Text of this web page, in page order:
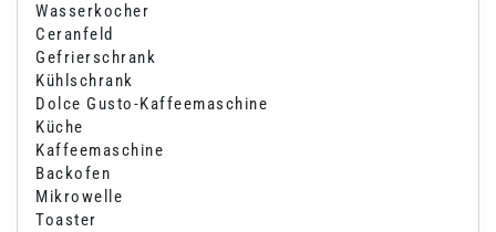
Wasserkocher
Ceranfeld
Gefrierschrank
Kühlschrank
Dolce Gusto-Kaffeemaschine
Küche
Kaffeemaschine
Backofen
Mikrowelle
Toaster